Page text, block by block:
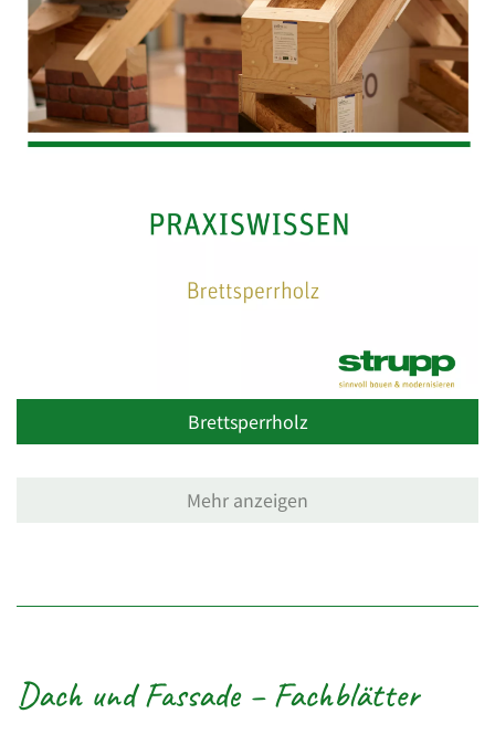
Brettsperrholz
Mehr anzeigen
Dach und Fassade – Fachblätter